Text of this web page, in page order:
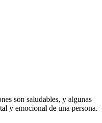
son saludables, y algunas
y emocional de una persona.